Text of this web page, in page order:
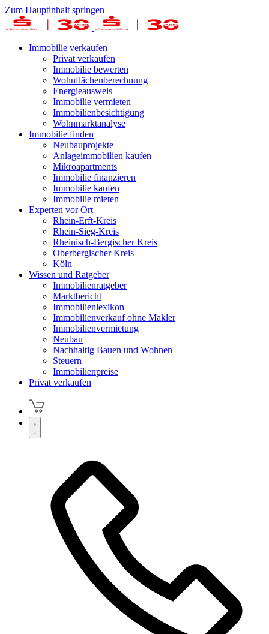
Zum Hauptinhalt springen
Immobilie verkaufen
Privat verkaufen
Immobilie bewerten
Wohnflächenberechnung
Energieausweis
Immobilie vermieten
Immobilienbesichtigung
Wohnmarktanalyse
Immobilie finden
Neubauprojekte
Anlageimmobilien kaufen
Mikroapartments
Immobilie finanzieren
Immobilie kaufen
Immobilie mieten
Experten vor Ort
Rhein-Erft-Kreis
Rhein-Sieg-Kreis
Rheinisch-Bergischer Kreis
Oberbergischer Kreis
Köln
Wissen und Ratgeber
Immobilienratgeber
Marktbericht
Immobilienlexikon
Immobilienverkauf ohne Makler
Immobilienvermietung
Neubau
Nachhaltig Bauen und Wohnen
Steuern
Immobilienpreise
Privat verkaufen